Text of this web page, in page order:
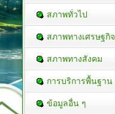
สภาพทั่วไป
สภาพทางเศรษฐกิจ
สภาพทางสังคม
การบริการพื้นฐาน
ข้อมูลอื่น ๆ